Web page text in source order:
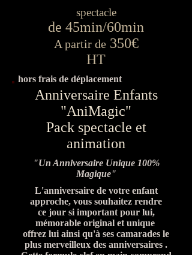
spectacle
de 45min/60min
A partir de350€
HT
hors frais de déplacement
Anniversaire Enfants
"AniMagic"
Pack spectacle et
animation
"Un Anniversaire Unique 100%
Magique"
L'anniversaire de votre enfant
approche, vous souhaitez rendre
ce jour si important pour lui,
mémorable original et unique
offrez lui ainsi qu'à ses camarades le
plus merveilleux des anniversaires .